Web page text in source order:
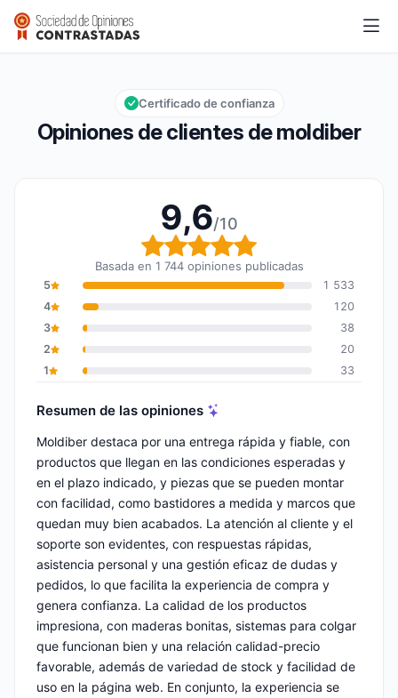
moldiber
Calificación global: 9,6 de 10
9,6/10
Opiniones de clientes de moldiber
Certificado de confianza
9,6/10
Calificación global: 9,6
Basada en 1 744 opiniones publicadas
5
1 533
4
120
3
38
2
20
1
33
Resumen de las opiniones
Moldiber destaca por una entrega rápida y fiable, con
productos que llegan en las condiciones esperadas y
en el plazo indicado, y piezas que se pueden montar
con facilidad, como bastidores a medida y marcos que
quedan muy bien acabados. La atención al cliente y el
soporte son evidentes, con respuestas rápidas,
asistencia personal y una gestión eficaz de dudas y
pedidos, lo que facilita la experiencia de compra y
genera confianza. La calidad de los productos
impresiona, con maderas bonitas, sistemas para colgar
que funcionan bien y una relación calidad-precio
favorable, además de variedad de stock y facilidad de
uso en la página web. En conjunto, la experiencia se